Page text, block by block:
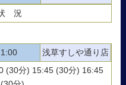
況
浅草すしや通り店
(30分) 15:45 (30分) 16:45